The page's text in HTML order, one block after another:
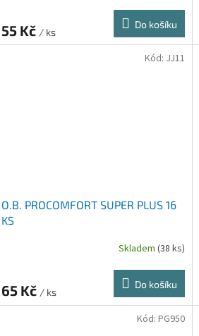
55 Kč / ks
Do košíku
O.B. PROCOMFORT SUPER PLUS 16
KS
Skladem (38 ks)
65 Kč / ks
Do košíku
Kód: JJ11
Kód: PG950